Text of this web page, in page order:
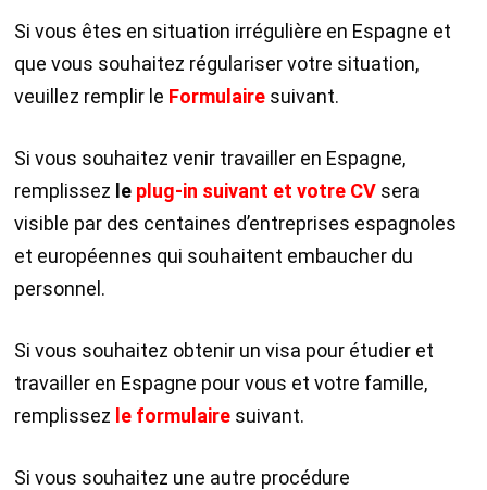
Si vous êtes en situation irrégulière en Espagne et
que vous souhaitez régulariser votre situation,
veuillez remplir le Formulaire suivant.
Si vous souhaitez venir travailler en Espagne,
remplissez le plug-in suivant et votre CV sera
visible par des centaines d’entreprises espagnoles
et européennes qui souhaitent embaucher du
personnel.
Si vous souhaitez obtenir un visa pour étudier et
travailler en Espagne pour vous et votre famille,
remplissez e formulaire suivant.
Si vous souhaitez une autre procédure